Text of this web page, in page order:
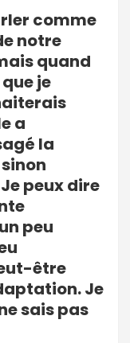
comme
notre
quand
je
a
la
peux dire
peu
être
Je
sais pas